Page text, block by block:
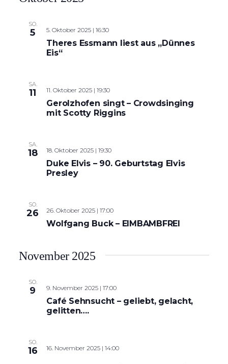
SO.
5 5. Oktober 2025 | 16:30
Theres Essmann liest aus „Dünnes
Eis“
SA.
11 11. Oktober 2025 | 19:30
Gerolzhofen singt – Crowdsinging
mit Scotty Riggins
SA.
18 18. Oktober 2025 | 19:30
Duke Elvis – 90. Geburtstag Elvis
Presley
SO.
26 26. Oktober 2025 | 17:00
Wolfgang Buck – EIMBAMBFREI
November 2025
SO.
9 9. November 2025 | 17:00
Café Sehnsucht – geliebt, gelacht,
gelitten….
SO.
16 16. November 2025 | 14:00